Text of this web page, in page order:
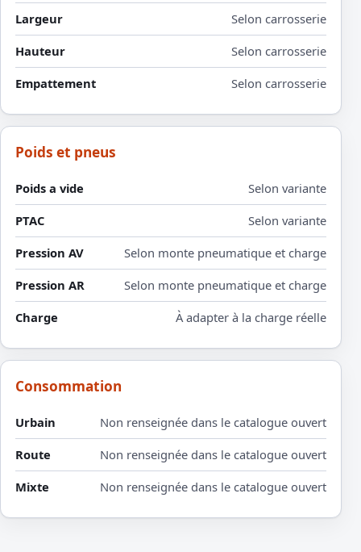
Largeur
Selon carrosserie
Hauteur
Selon carrosserie
Empattement
Selon carrosserie
Poids et pneus
Poids a vide
Selon variante
PTAC
Selon variante
Pression AV
Selon monte pneumatique et charge
Pression AR
Selon monte pneumatique et charge
Charge
À adapter à la charge réelle
Consommation
Urbain
Non renseignée dans le catalogue ouvert
Route
Non renseignée dans le catalogue ouvert
Mixte
Non renseignée dans le catalogue ouvert